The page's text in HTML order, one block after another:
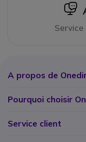
A propos de
Pourquoi choisir
Service client